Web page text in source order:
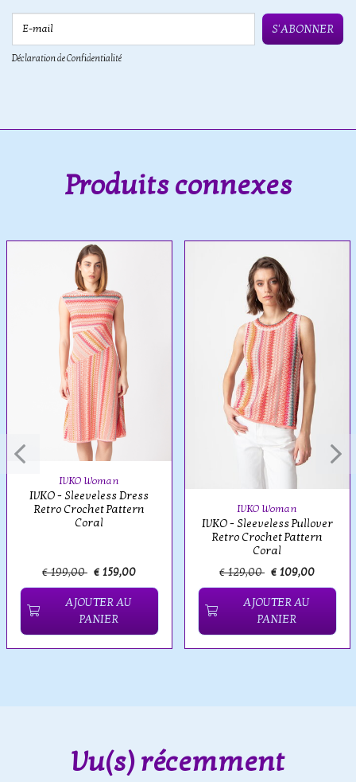
S'ABONNER
Déclaration de Confidentialité
Produits connexes
IVKO Woman
IVKO - Sleeveless Dress
Retro Crochet Pattern
Coral
€ 199,00 € 159,00
AJOUTER AU
PANIER
IVKO Woman
IVKO - Sleeveless Pullover
Retro Crochet Pattern
Coral
€ 129,00 € 109,00
AJOUTER AU
PANIER
Vu(s) récemment